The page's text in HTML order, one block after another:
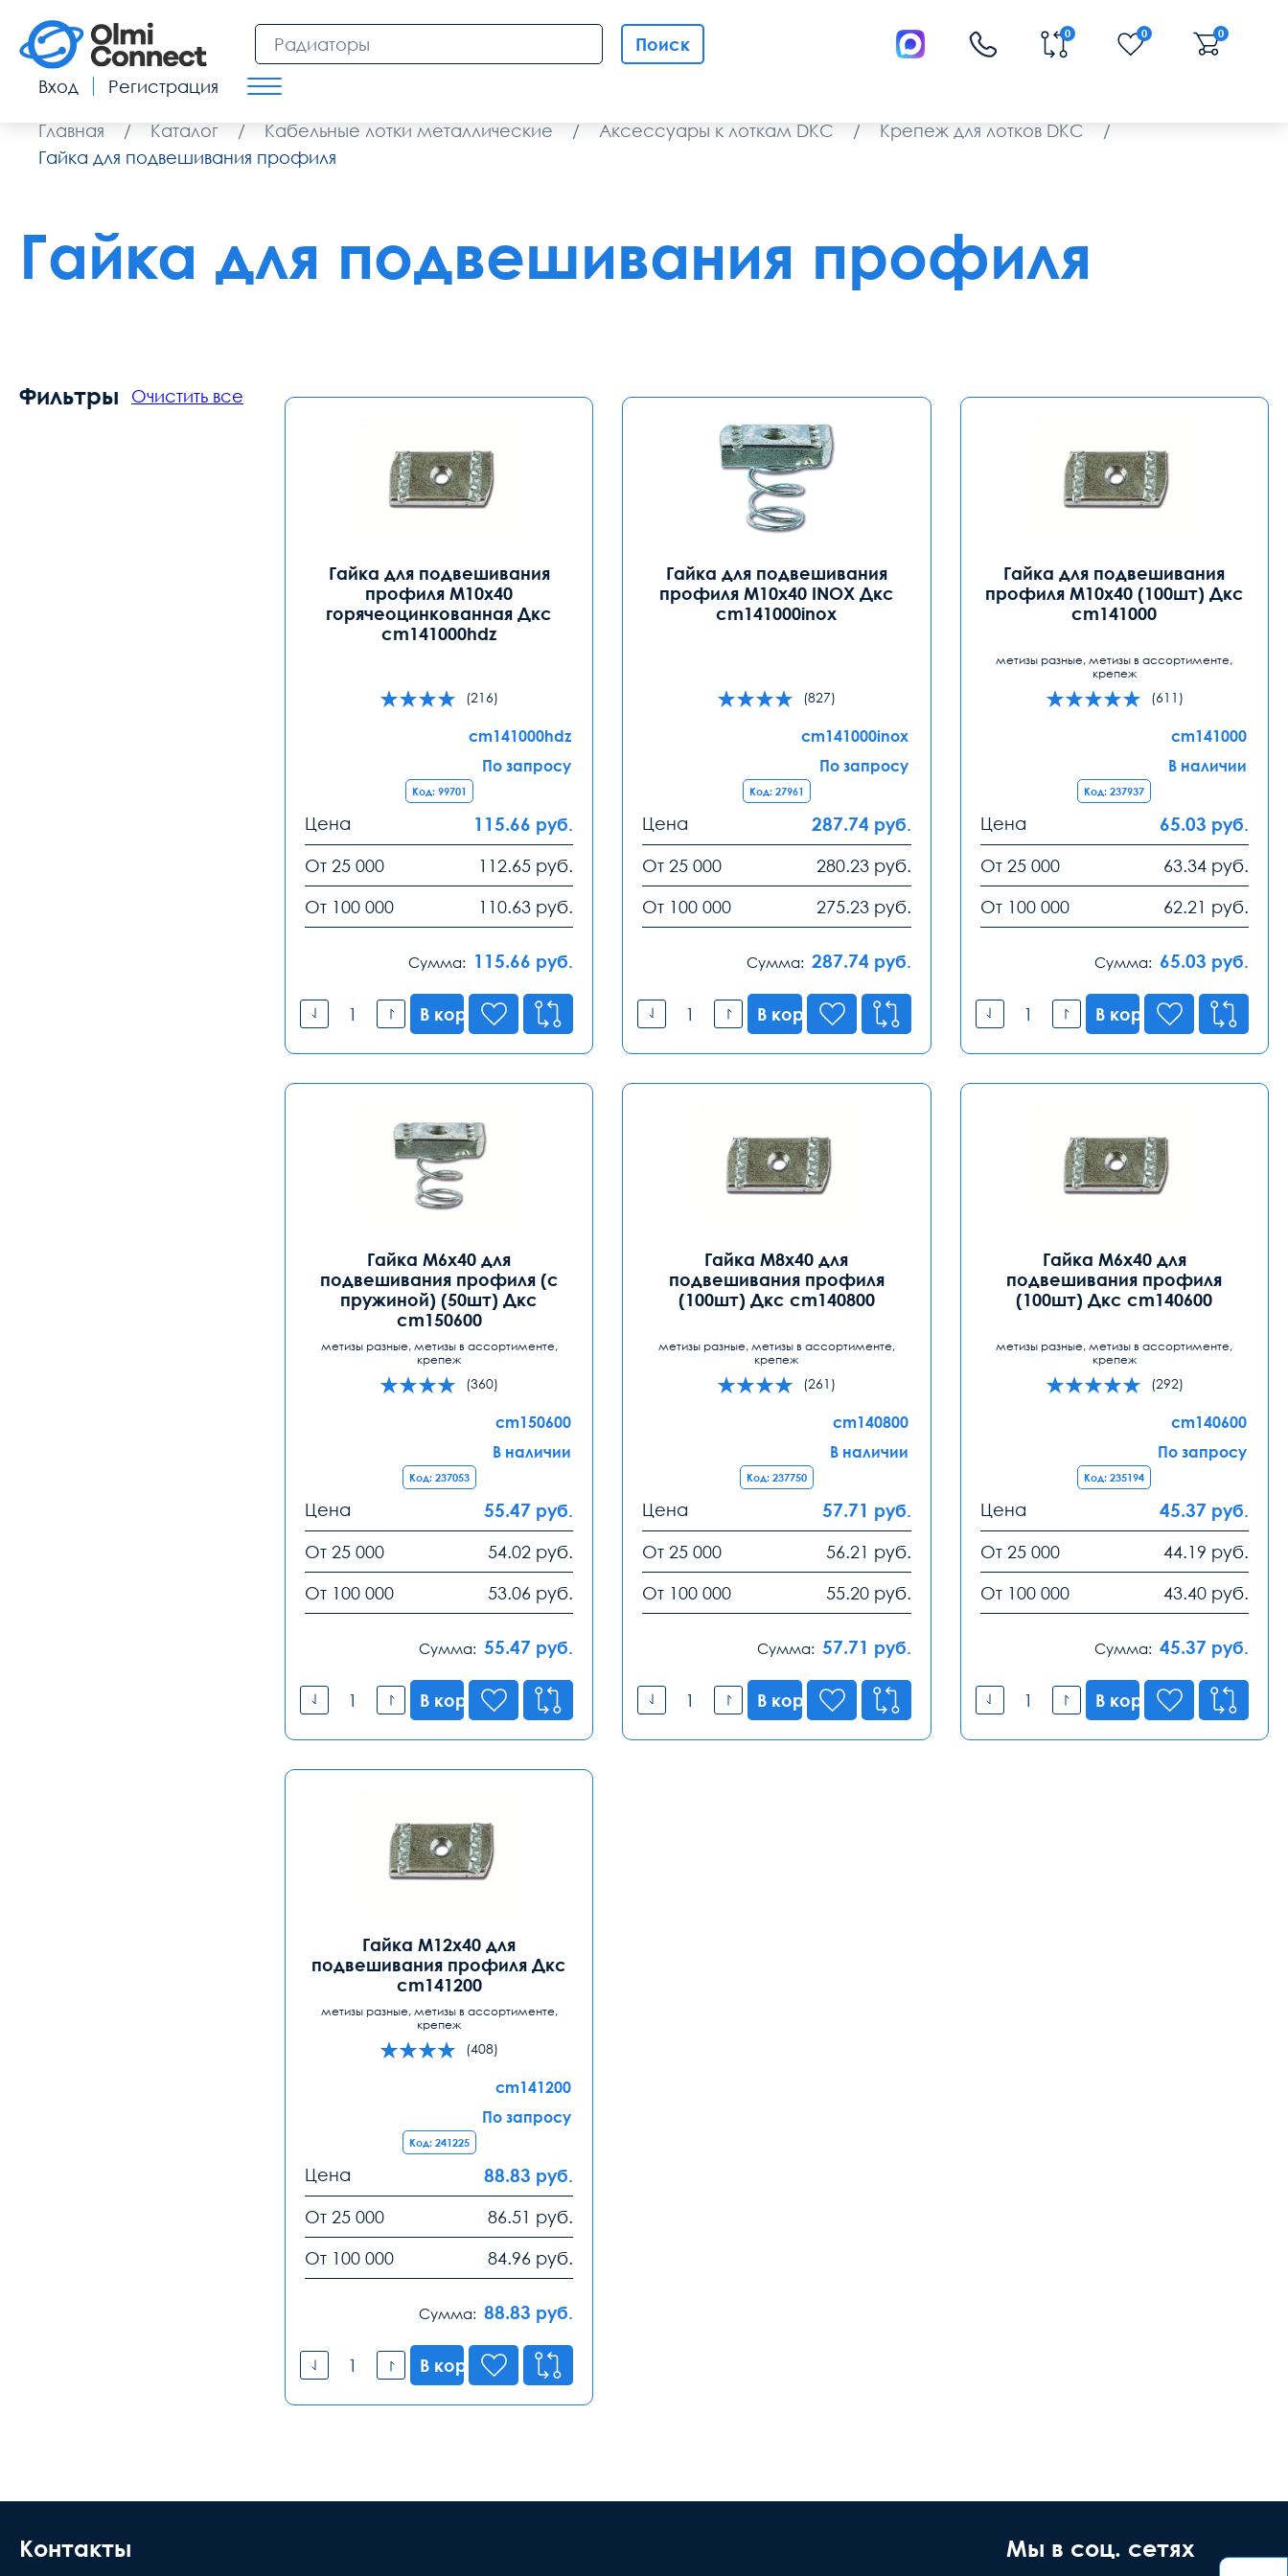
Поиск
0 0 0
Вход Регистрация
Главная / Каталог / Кабельные лотки металлические / Аксессуары к лоткам DKC / Крепеж для лотков DKC
/
Гайка для подвешивания профиля
Гайка для подвешивания профиля
Фильтры Очистить все
Гайка для подвешивания
профиля М10х40
горячеоцинкованная Дкс
cm141000hdz
(216)
cm141000hdz
По запросу
Код: 99701
Цена 115.66 руб.
От 25 000
112.65 руб.
От 100 000
110.63 руб.
Сумма: 115.66 руб.
В корзину
Гайка для подвешивания
профиля М10х40 INOX Дкс
cm141000inox
(827)
cm141000inox
По запросу
Код: 27961
Цена 287.74 руб.
От 25 000
280.23 руб.
От 100 000
275.23 руб.
Сумма: 287.74 руб.
В корзину
Гайка для подвешивания
профиля М10х40 (100шт) Дкс
cm141000
метизы разные, метизы в ассортименте,
крепеж
(611)
cm141000
В наличии
Код: 237937
Цена 65.03 руб.
От 25 000
63.34 руб.
От 100 000
62.21 руб.
Сумма: 65.03 руб.
В корзину
Гайка М6х40 для
подвешивания профиля (с
пружиной) (50шт) Дкс
cm150600
метизы разные, метизы в ассортименте,
крепеж
(360)
cm150600
В наличии
Код: 237053
Цена 55.47 руб.
От 25 000
54.02 руб.
От 100 000
53.06 руб.
Сумма: 55.47 руб.
В корзину
Гайка М8х40 для
подвешивания профиля
(100шт) Дкс cm140800
метизы разные, метизы в ассортименте,
крепеж
(261)
cm140800
В наличии
Код: 237750
Цена 57.71 руб.
От 25 000
56.21 руб.
От 100 000
55.20 руб.
Сумма: 57.71 руб.
В корзину
Гайка М6х40 для
подвешивания профиля
(100шт) Дкс cm140600
метизы разные, метизы в ассортименте,
крепеж
(292)
cm140600
По запросу
Код: 235194
Цена 45.37 руб.
От 25 000
44.19 руб.
От 100 000
43.40 руб.
Сумма: 45.37 руб.
В корзину
Гайка М12х40 для
подвешивания профиля Дкс
cm141200
метизы разные, метизы в ассортименте,
крепеж
(408)
cm141200
По запросу
Код: 241225
Цена 88.83 руб.
От 25 000
86.51 руб.
От 100 000
84.96 руб.
Сумма: 88.83 руб.
В корзину
Контакты Мы в соц. сетях